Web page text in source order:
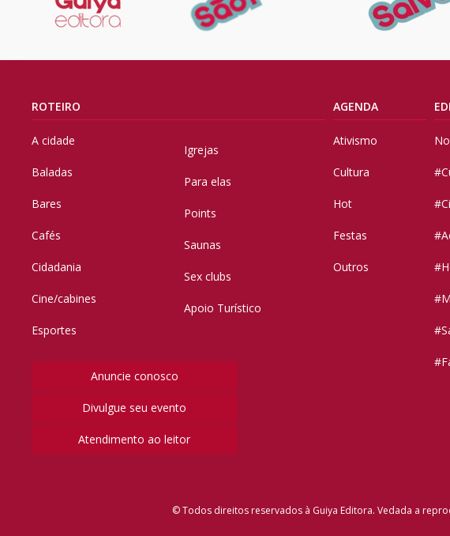
ROTEIRO
A cidade
Baladas
Bares
Cafés
Cidadania
Cine/cabines
Esportes
Igrejas
Para elas
Points
Saunas
Sex clubs
Apoio Turístico
Anuncie conosco
Divulgue seu evento
Atendimento ao leitor
AGENDA
Ativismo
Cultura
Hot
Festas
Outros
© Todos direitos reservados à Guiya Editora. Vedada a